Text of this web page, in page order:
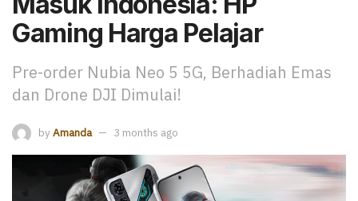
Gaming Harga Pelajar
Pre-order Nubia Neo 5 5G, Berhadiah Emas
dan Drone DJI Dimulai!
by Amanda 3 months ago